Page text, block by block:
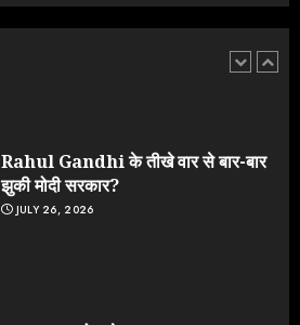
उड़ाए करोड़ों, टूट गया मोदी का रिकॉर्ड !
Rahul Gandhi के तीखे वार से बार-बार
झुकी मोदी सरकार?
JULY 26, 2026